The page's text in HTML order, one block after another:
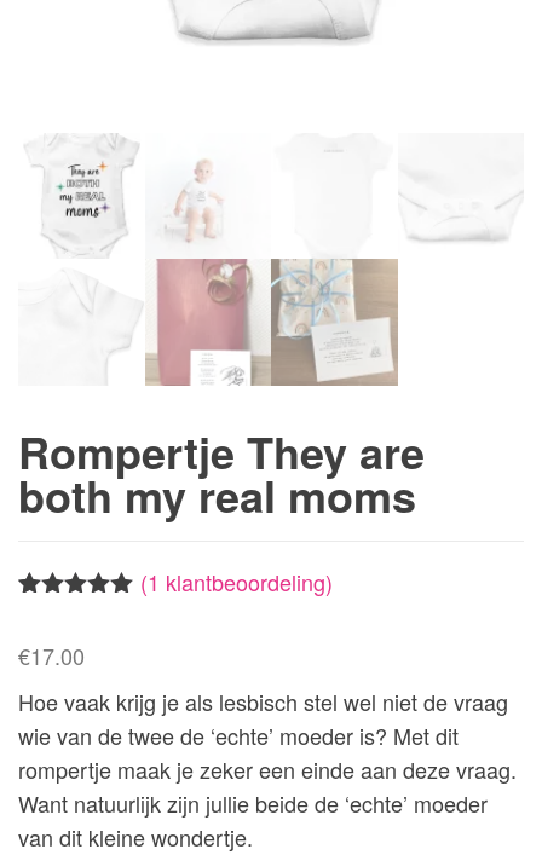
Rompertje They are
both my real moms
gebaseerd
klantbeoorde
(1 klantbeoordeling)
€17.00
Hoe vaak krijg je als lesbisch stel wel niet de vraag
wie van de twee de ‘echte’ moeder is? Met dit
rompertje maak je zeker een einde aan deze vraag.
Want natuurlijk zijn jullie beide de ‘echte’ moeder
van dit kleine wondertje.